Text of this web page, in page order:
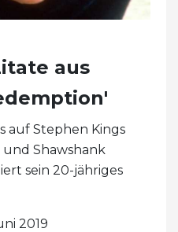
aus
auf Stephen Kings
Shawshank
sein 20-jähriges
2019